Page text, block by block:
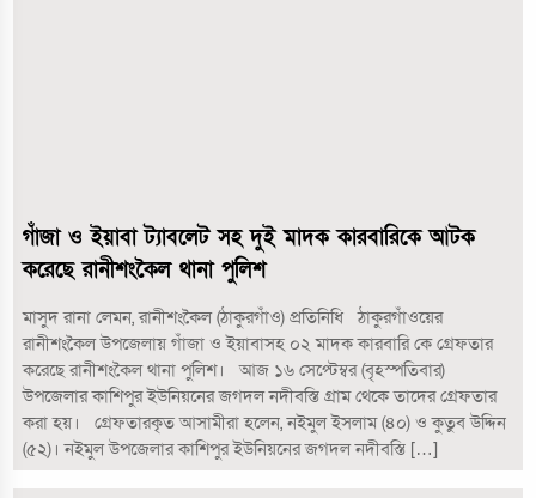
গাঁজা ও ইয়াবা ট্যাবলেট সহ দুই মাদক কারবারিকে আটক
করেছে রানীশংকৈল থানা পুলিশ
মাসুদ রানা লেমন, রানীশংকৈল (ঠাকুরগাঁও) প্রতিনিধি ঠাকুরগাঁওয়ের
রানীশংকৈল উপজেলায় গাঁজা ও ইয়াবাসহ ০২ মাদক কারবারি কে গ্রেফতার
করেছে রানীশংকৈল থানা পুলিশ। আজ ১৬ সেপ্টেম্বর (বৃহস্পতিবার)
উপজেলার কাশিপুর ইউনিয়নের জগদল নদীবস্তি গ্রাম থেকে তাদের গ্রেফতার
করা হয়। গ্রেফতারকৃত আসামীরা হলেন, নইমুল ইসলাম (৪০) ও কুতুব উদ্দিন
(৫২)। নইমুল উপজেলার কাশিপুর ইউনিয়নের জগদল নদীবস্তি […]